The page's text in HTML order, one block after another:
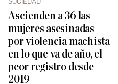
Ascienden a 36 las
mujeres asesinadas
por violencia machista
en lo que va de año, el
peor registro desde
2019